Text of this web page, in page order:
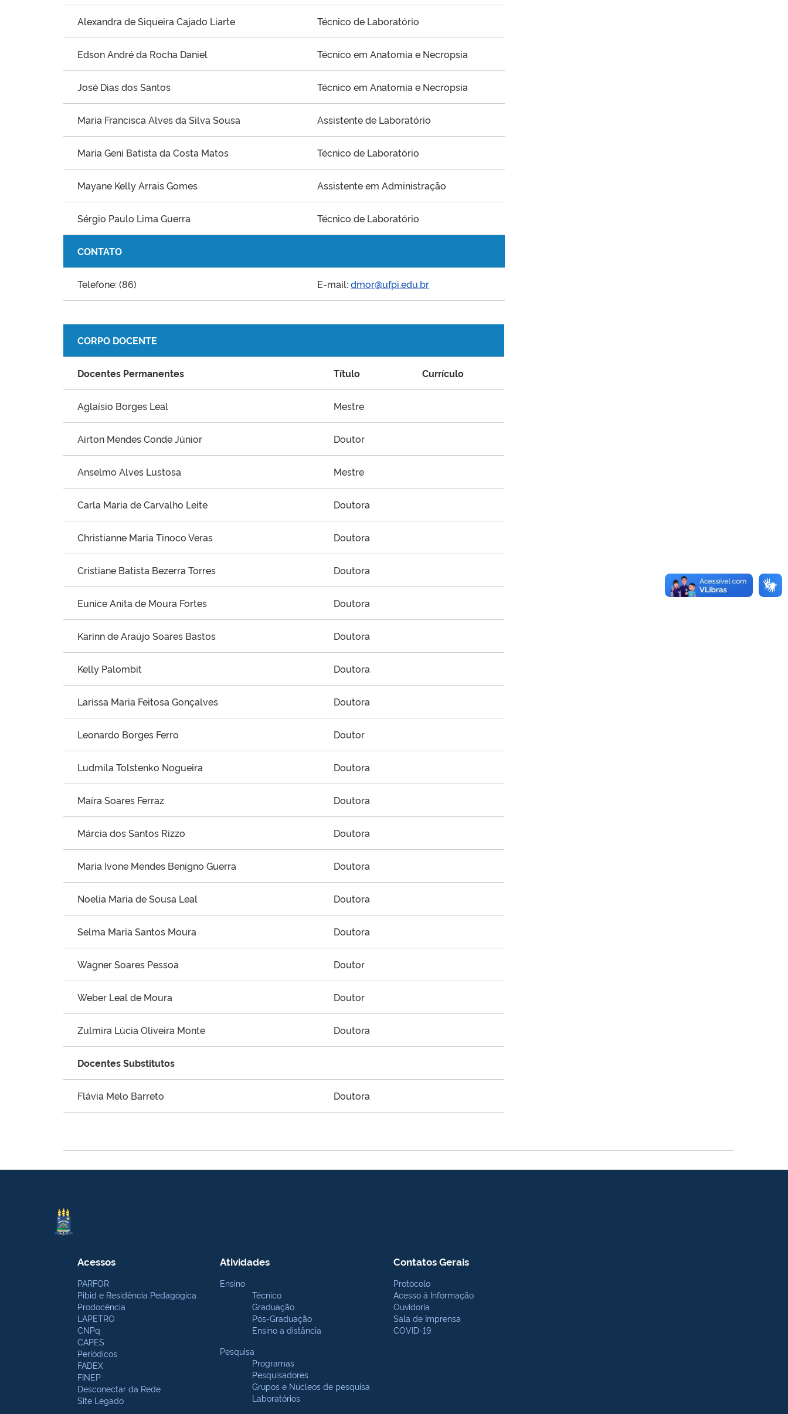
Alexandra de Siqueira Cajado Liarte Técnico de Laboratório
Edson André da Rocha Daniel Técnico em Anatomia e Necropsia
José Dias dos Santos Técnico em Anatomia e Necropsia
Maria Francisca Alves da Silva Sousa Assistente de Laboratório
Maria Geni Batista da Costa Matos Técnico de Laboratório
Mayane Kelly Arrais Gomes Assistente em Administração
Sérgio Paulo Lima Guerra Técnico de Laboratório
CONTATO
Telefone: (86) E-mail:dmor@ufpi.edu.br
CORPO DOCENTE
Docentes Permanentes Título Currículo
Aglaísio Borges Leal Mestre
Airton Mendes Conde Júnior Doutor
Anselmo Alves Lustosa Mestre
Carla Maria de Carvalho Leite Doutora
Christianne Maria Tinoco Veras Doutora
Cristiane Batista Bezerra Torres Doutora
Eunice Anita de Moura Fortes Doutora
Karinn de Araújo Soares Bastos Doutora
Kelly Palombit Doutora
Larissa Maria Feitosa Gonçalves Doutora
Leonardo Borges Ferro Doutor
Ludmila Tolstenko Nogueira Doutora
Maíra Soares Ferraz Doutora
Márcia dos Santos Rizzo Doutora
Maria Ivone Mendes Benigno Guerra Doutora
Noelia Maria de Sousa Leal Doutora
Selma Maria Santos Moura Doutora
Wagner Soares Pessoa Doutor
Weber Leal de Moura Doutor
Zulmira Lúcia Oliveira Monte Doutora
Docentes Substitutos
Flávia Melo Barreto Doutora
Acessos
PARFOR
Pibid e Residência Pedagógica
Prodocência
LAPETRO
CNPq
CAPES
Periódicos
FADEX
FINEP
Desconectar da Rede
Site Legado
Atividades
Ensino
Técnico
Graduação
Pós-Graduação
Ensino a distância
Pesquisa
Programas
Pesquisadores
Grupos e Núcleos de pesquisa
Laboratórios
Contatos Gerais
Protocolo
Acesso à Informação
Ouvidoria
Sala de Imprensa
COVID-19